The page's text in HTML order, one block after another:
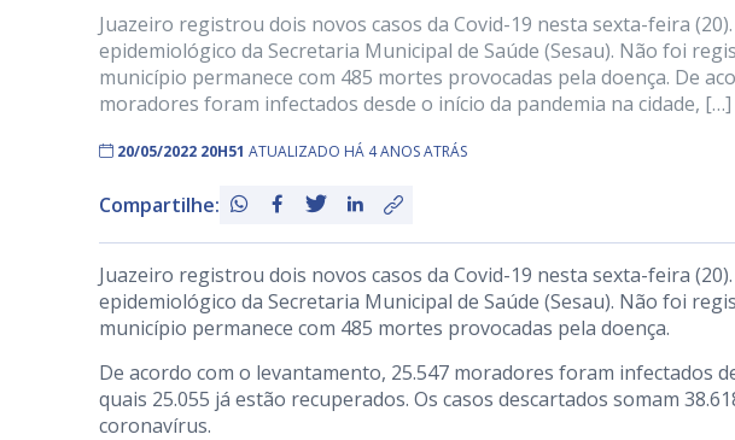
Juazeiro registrou dois novos casos da Covid-19 nesta sexta-feira
epidemiológico da Secretaria Municipal de Saúde (Sesau). Não foi
município permanece com 485 mortes provocadas pela doença. De
moradores foram infectados desde o início da pandemia na cidade, […]
20/05/2022 20H51 ATUALIZADO HÁ 4 ANOS ATRÁS
Compartilhe:
Juazeiro registrou dois novos casos da Covid-19 nesta sexta-feira
epidemiológico da Secretaria Municipal de Saúde (Sesau). Não foi
município permanece com 485 mortes provocadas pela doença.
De acordo com o levantamento, 25.547 moradores foram infectados
quais 25.055 já estão recuperados. Os casos descartados somam
coronavírus.